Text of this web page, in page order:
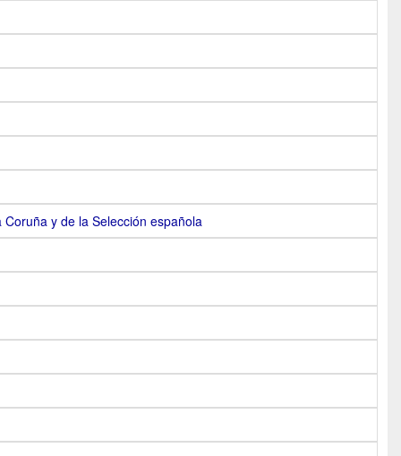
y de la Selección española